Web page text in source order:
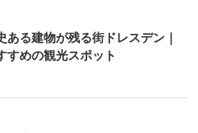
ある建物が残る街ドレスデン｜
すめの観光スポット